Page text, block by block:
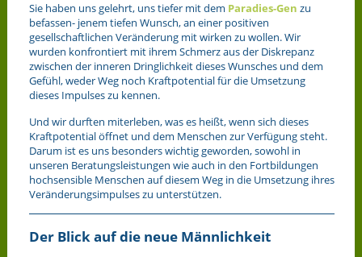
Sie haben uns gelehrt, uns tiefer mit dem Paradies-Gen zu
befassen- jenem tiefen Wunsch, an einer positiven
gesellschaftlichen Veränderung mit wirken zu wollen. Wir
wurden konfrontiert mit ihrem Schmerz aus der Diskrepanz
zwischen der inneren Dringlichkeit dieses Wunsches und dem
Gefühl, weder Weg noch Kraftpotential für die Umsetzung
dieses Impulses zu kennen.
Und wir durften miterleben, was es heißt, wenn sich dieses
Kraftpotential öffnet und dem Menschen zur Verfügung steht.
Darum ist es uns besonders wichtig geworden, sowohl in
unseren Beratungsleistungen wie auch in den Fortbildungen
hochsensible Menschen auf diesem Weg in die Umsetzung ihres
Veränderungsimpulses zu unterstützen.
Der Blick auf die neue Männlichkeit